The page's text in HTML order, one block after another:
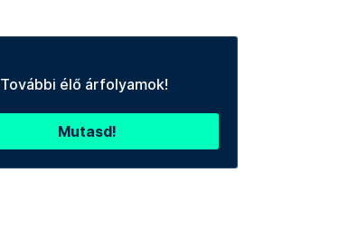
További élő árfolyamok!
Mutasd!